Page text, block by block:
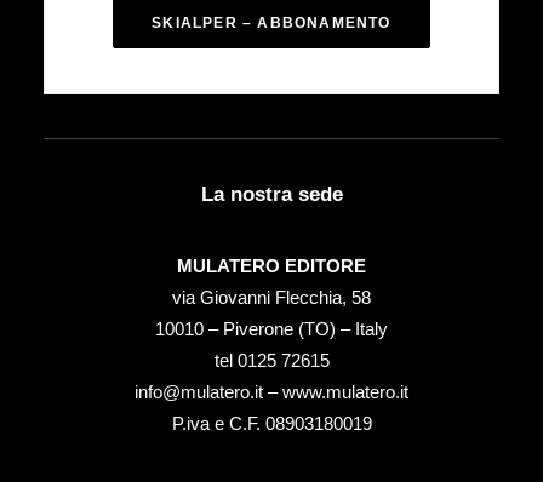
SKIALPER – ABBONAMENTO
La nostra sede
MULATERO EDITORE
via Giovanni Flecchia, 58
10010 – Piverone (TO) – Italy
tel ‭0125 72615‬
info@mulatero.it –www.mulatero.it
P.iva e C.F. 08903180019